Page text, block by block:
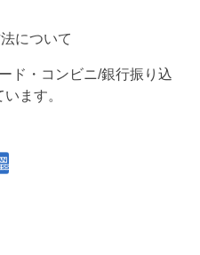
について
ド・コンビニ/銀行振り込
ます。